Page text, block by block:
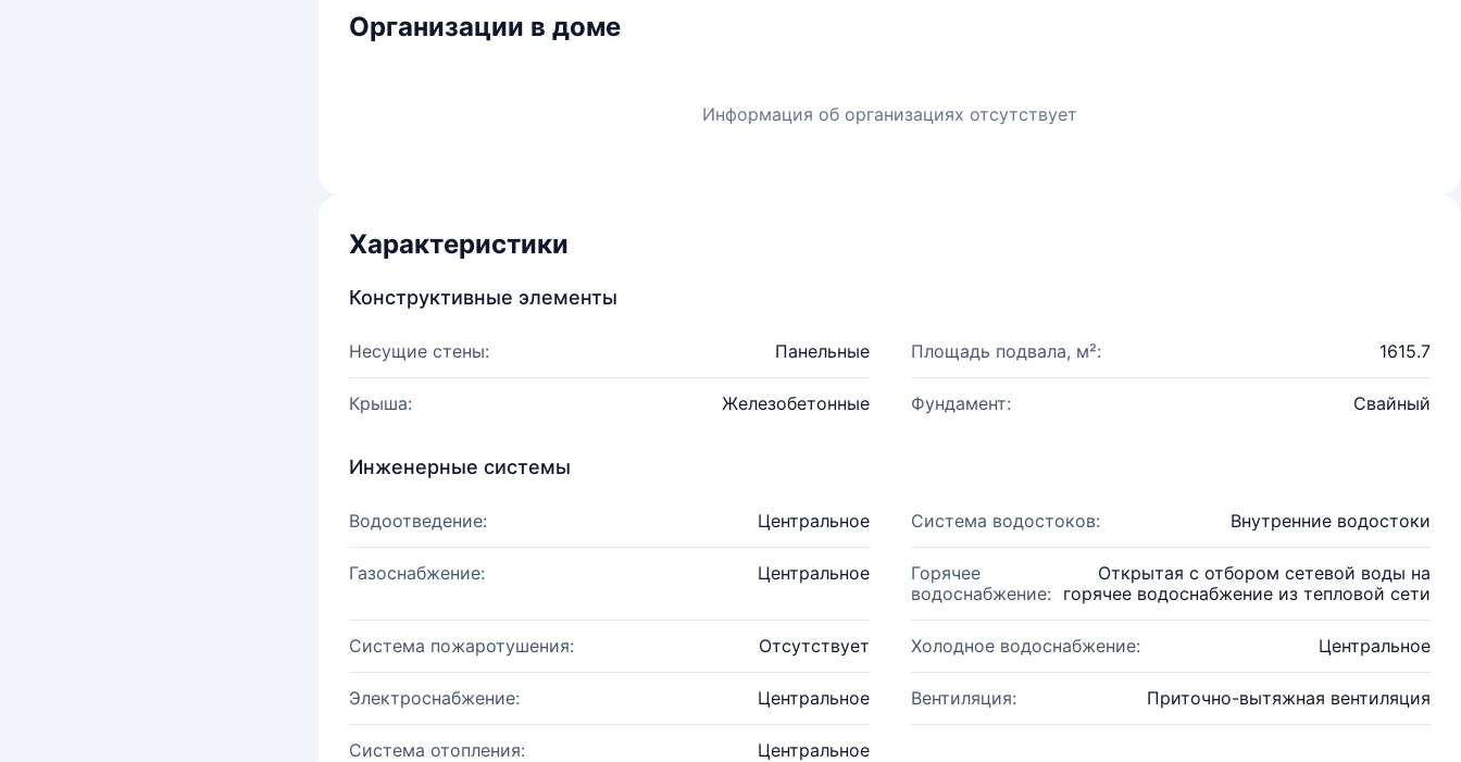
Организации в доме
Информация об организациях отсутствует
Характеристики
Конструктивные элементы
Несущие стены: Панельные Площадь подвала, м²: 1615.7
Крыша: Железобетонные Фундамент: Свайный
Инженерные системы
Водоотведение: Центральное Система водостоков: Внутренние водостоки
Газоснабжение: Центральное
Горячее
водоснабжение:
Открытая с отбором сетевой воды на
горячее водоснабжение из тепловой сети
Система пожаротушения: Отсутствует Холодное водоснабжение: Центральное
Электроснабжение: Центральное Вентиляция: Приточно-вытяжная вентиляция
Система отопления: Центральное